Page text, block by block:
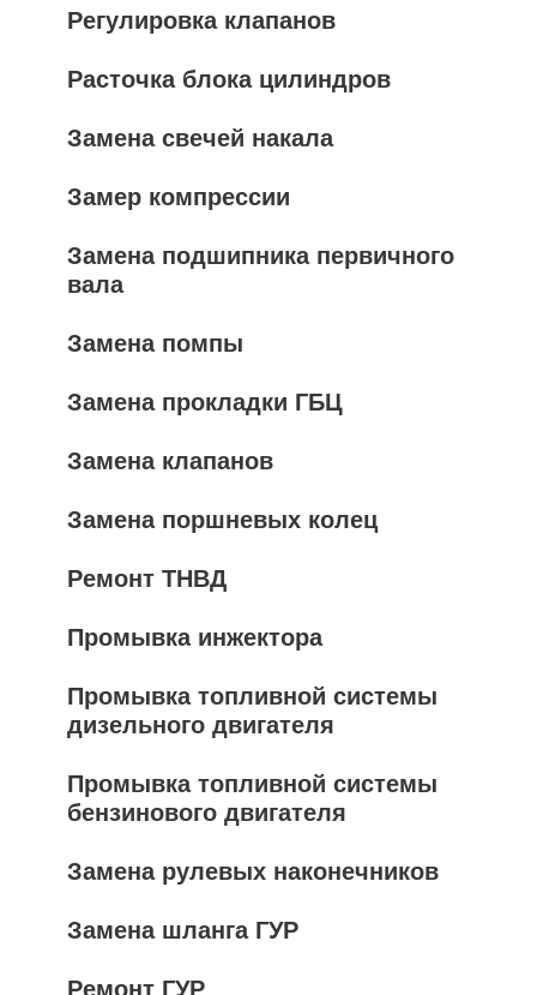
Регулировка клапанов
Расточка блока цилиндров
Замена свечей накала
Замер компрессии
Замена подшипника первичного
вала
Замена помпы
Замена прокладки ГБЦ
Замена клапанов
Замена поршневых колец
Ремонт ТНВД
Промывка инжектора
Промывка топливной системы
дизельного двигателя
Промывка топливной системы
бензинового двигателя
Замена рулевых наконечников
Замена шланга ГУР
Ремонт ГУР